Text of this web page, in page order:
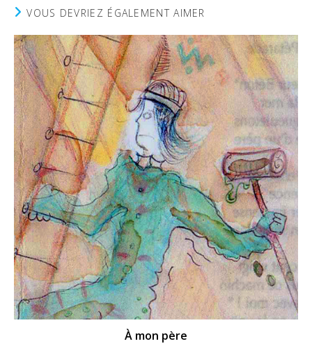
VOUS DEVRIEZ ÉGALEMENT AIMER
À mon père